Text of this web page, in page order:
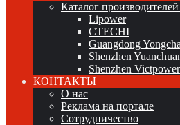
Каталог
Lipower
CTECHI
Guangdong
Shenzhen
Shenzhen
КОНТАКТЫ
О нас
Реклама на портале
Сотрудничество